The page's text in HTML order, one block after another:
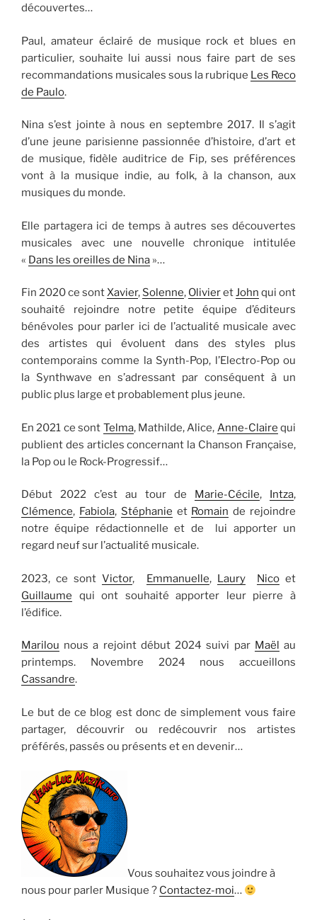
découvertes…
Paul, amateur éclairé de musique rock et blues en
particulier, souhaite lui aussi nous faire part de ses
recommandations musicales sous la rubrique Les Reco
de Paulo.
Nina s’est jointe à nous en septembre 2017. Il s’agit
d’une jeune parisienne passionnée d’histoire, d’art et
de musique, fidèle auditrice de Fip, ses préférences
vont à la musique indie, au folk, à la chanson, aux
musiques du monde.
Elle partagera ici de temps à autres ses découvertes
musicales avec une nouvelle chronique intitulée
« Dans les oreilles de Nina »…
Fin 2020 ce sontXavier, Solenne, OlivieretJohn qui ont
souhaité rejoindre notre petite équipe d’éditeurs
bénévoles pour parler ici de l’actualité musicale avec
des artistes qui évoluent dans des styles plus
contemporains comme la Synth-Pop, l’Electro-Pop ou
la Synthwave en s’adressant par conséquent à un
public plus large et probablement plus jeune.
En 2021 ce sont Telma, Mathilde, Alice, Anne-Claire qui
publient des articles concernant la Chanson Française,
la Pop ou le Rock-Progressif…
Début 2022 c’est au tour de Marie-Cécile, Intza,
Clémence, Fabiola, Stéphanie et Romain de rejoindre
notre équipe rédactionnelle et de lui apporter un
regard neuf sur l’actualité musicale.
2023, ce sontVictor, Emmanuelle, Laury Nicoet
Guillaume qui ont souhaité apporter leur pierre à
l’édifice.
Marilou nous a rejoint début 2024 suivi par Maël au
printemps. Novembre 2024 nous accueillons
Cassandre.
Le but de ce blog est donc de simplement vous faire
partager, découvrir ou redécouvrir nos artistes
préférés, passés ou présents et en devenir…
Vous souhaitez vous joindre à
nous pour parler Musique ? Contactez-moi…